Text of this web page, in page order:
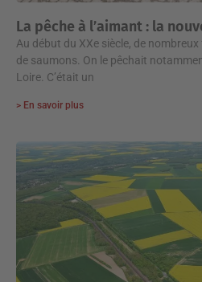
La pêche à l’aimant : la
Au début du XXe siècle, de
de saumons. On le pêchait
Loire. C’était un
> En savoir plus